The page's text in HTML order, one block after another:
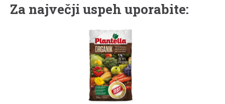
Za največji uspeh uporabite: